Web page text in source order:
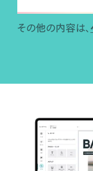
その他の内容は、